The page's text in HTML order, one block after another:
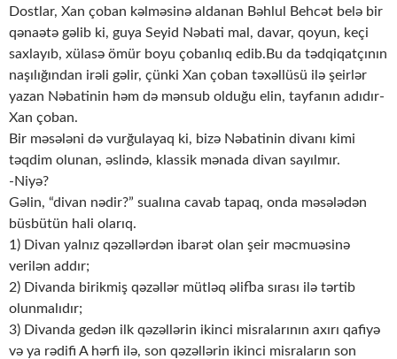
Dostlar, Xan çoban kəlməsinə aldanan Bəhlul Behcət belə bir
qənaətə gəlib ki, guya Seyid Nəbati mal, davar, qoyun, keçi
saxlayıb, xülasə ömür boyu çobanlıq edib.Bu da tədqiqatçının
naşılığından irəli gəlir, çünki Xan çoban təxəllüsü ilə şeirlər
yazan Nəbatinin həm də mənsub olduğu elin, tayfanın adıdır-
Xan çoban.
Bir məsələni də vurğulayaq ki, bizə Nəbatinin divanı kimi
təqdim olunan, əslində, klassik mənada divan sayılmır.
-Niyə?
Gəlin, “divan nədir?” sualına cavab tapaq, onda məsələdən
büsbütün hali olarıq.
1) Divan yalnız qəzəllərdən ibarət olan şeir məcmuəsinə
verilən addır;
2) Divanda birikmiş qəzəllər mütləq əlifba sırası ilə tərtib
olunmalıdır;
3) Divanda gedən ilk qəzəllərin ikinci misralarının axırı qafiyə
və ya rədifi A hərfi ilə, son qəzəllərin ikinci misraların son